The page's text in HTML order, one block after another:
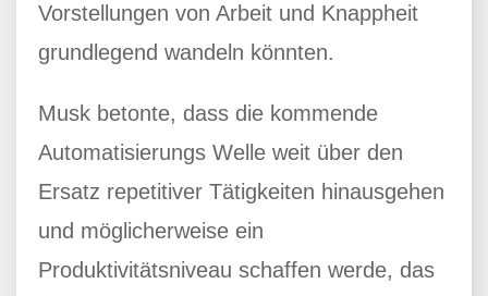
Vorstellungen von Arbeit und Knappheit
grundlegend wandeln könnten.
Musk betonte, dass die kommende
Automatisierungs Welle weit über den
Ersatz repetitiver Tätigkeiten hinausgehen
und möglicherweise ein
Produktivitätsniveau schaffen werde, das